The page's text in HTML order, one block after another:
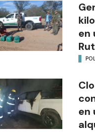
en
en